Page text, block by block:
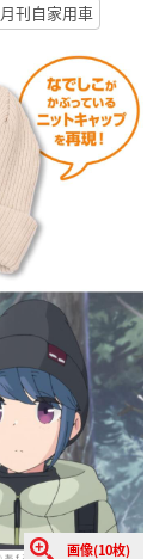
月刊自家用車
画像(10枚)